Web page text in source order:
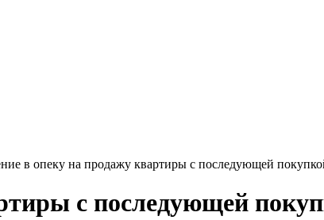
в опеку на продажу квартиры с последующей
с последующей